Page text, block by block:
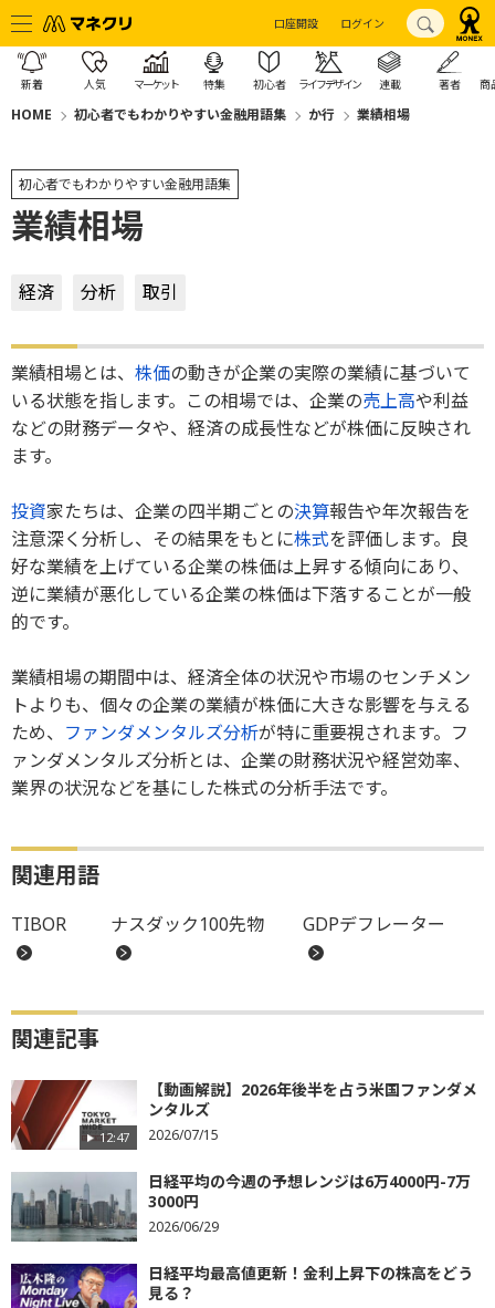
口座開設 ログイン
新着 人気 マーケット 特集 初心者 ライフデザイン 連載 著者 商
HOME 初心者でもわかりやすい金融用語集 か行 業績相場
初心者でもわかりやすい金融用語集
業績相場
経済 分析 取引
業績相場とは、 株価の動きが企業の実際の業績に基づいて
いる状態を指します。この相場では、企業の売上高や利益
などの財務データや、経済の成長性などが株価に反映され
ます。
投資家たちは、企業の四半期ごとの決算報告や年次報告を
注意深く分析し、その結果をもとに株式を評価します。良
好な業績を上げている企業の株価は上昇する傾向にあり、
逆に業績が悪化している企業の株価は下落することが一般
的です。
業績相場の期間中は、経済全体の状況や市場のセンチメン
トよりも、個々の企業の業績が株価に大きな影響を与える
ため、 ファンダメンタルズ分析が特に重要視されます。フ
ァンダメンタルズ分析とは、企業の財務状況や経営効率、
業界の状況などを基にした株式の分析手法です。
関連用語
TIBOR ナスダック100先物 GDPデフレーター
関連記事
12:47
【動画解説】2026年後半を占う米国ファンダメ
ンタルズ
2026/07/15
日経平均の今週の予想レンジは6万4000円-7万
3000円
2026/06/29
日経平均最高値更新！金利上昇下の株高をどう
見る？